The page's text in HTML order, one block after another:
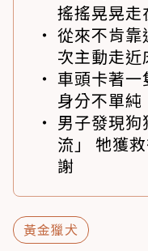
搖搖晃晃
從來不肯
次主動走
車頭卡著一
身分不單純
男子發現
流」 牠獲
謝
黃金獵犬